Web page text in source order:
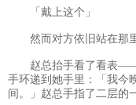
「戴上这个」
然而对方依旧站在那里
赵总抬手看了看表——
手环递到她手里：「我今
间。」赵总手指了二层的